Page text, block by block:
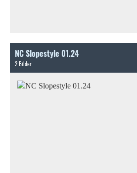
NC Slopestyle 01.24
2 Bilder